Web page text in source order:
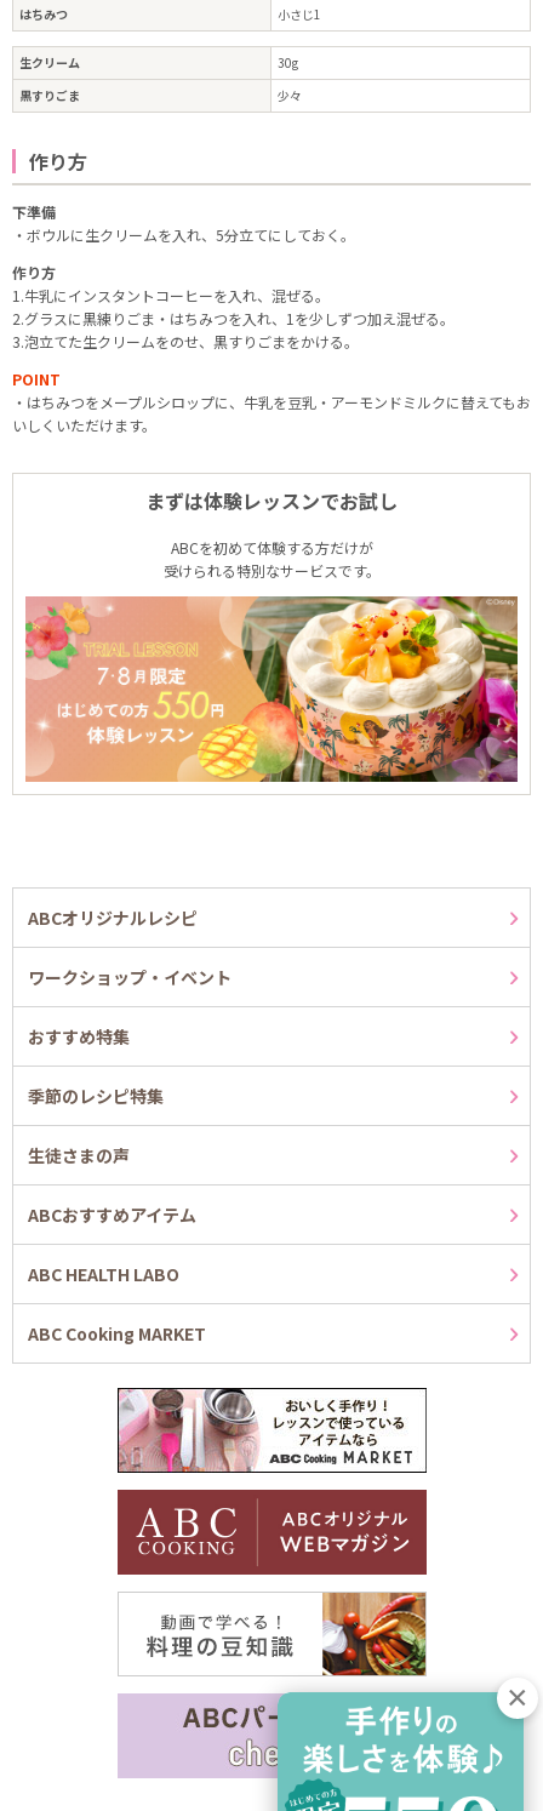
はちみつ
小さじ1
生クリーム
30g
黒すりごま
少々
作り方
下準備
・ボウルに生クリームを入れ、5分立てにしておく。
作り方
1.牛乳にインスタントコーヒーを入れ、混ぜる。
2.グラスに黒練りごま・はちみつを入れ、1を少しずつ加え混ぜる。
3.泡立てた生クリームをのせ、黒すりごまをかける。
POINT
・はちみつをメープルシロップに、牛乳を豆乳・アーモンドミルクに替えてもお
いしくいただけます。
まずは体験レッスンでお試し
ABCを初めて体験する方だけが
受けられる特別なサービスです。
ABCオリジナルレシピ
ワークショップ・イベント
おすすめ特集
季節のレシピ特集
生徒さまの声
ABCおすすめアイテム
ABC HEALTH LABO
ABC Cooking MARKET